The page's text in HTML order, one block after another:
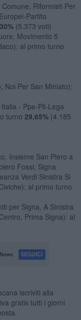
Riformisti Per
Partito
(5.373 voti)
Movimento 5
al primo turno
Noi Per San Miniato):
- Ppe-Pli-Lega
turno 29,65%(4.185
Insieme San Piero a
Fossi, Signa
Verdi Sinistra Si
al primo turno
per Signa, A Sinistra
Prima Signa): al
iscriviti alla
gratis tutti i giorni